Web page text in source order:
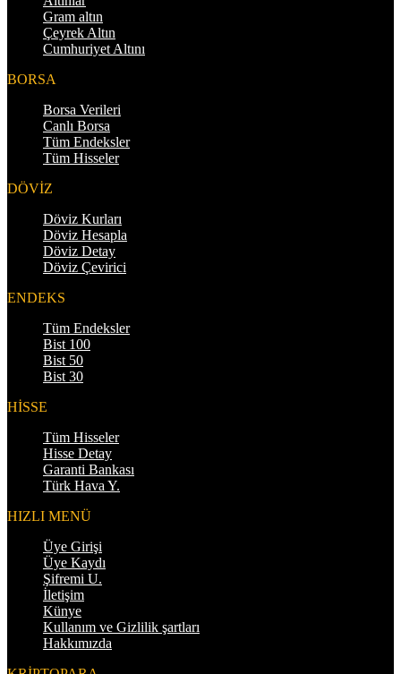
Gram altın
Çeyrek Altın
Cumhuriyet Altını
BORSA
Borsa Verileri
Canlı Borsa
Tüm Endeksler
Tüm Hisseler
DÖVİZ
Döviz Kurları
Döviz Hesapla
Döviz Detay
Döviz Çevirici
ENDEKS
Tüm Endeksler
Bist 100
Bist 50
Bist 30
HİSSE
Tüm Hisseler
Hisse Detay
Garanti Bankası
Türk Hava Y.
HIZLI MENÜ
Üye Girişi
Üye Kaydı
Şifremi U.
İletişim
Künye
Kullanım ve Gizlilik şartları
Hakkımızda